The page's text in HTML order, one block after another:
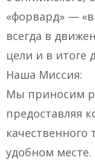
«форвард» —
всегда в
цели и в итоге
Наша Миссия:
Мы приносим
предоставляя
удобном месте.